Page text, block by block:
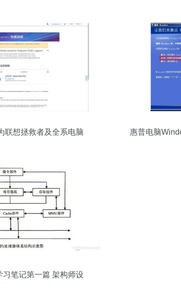
联想拯救者及全系电脑
惠普电脑
习笔记第一篇 架构师设